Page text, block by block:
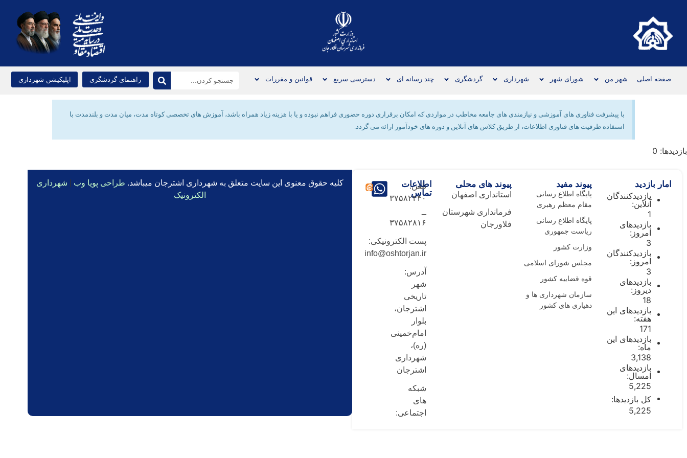
صفحه اصلی شهر من شورای شهر شهرداری گردشگری چند رسانه ای دسترسی سریع قوانین و مقررات راهنمای گردشگری اپلیکیشن شهرداری
با پیشرفت فناوری های آموزشی و نیازمندی های جامعه مخاطب در مواردی که امکان برقراری دوره حضوری فراهم نبوده و یا با هزینه زیاد همراه باشد، آموزش های تخصصی کوتاه مدت، میان مدت و بلندمدت با
استفاده ظرفیت های فناوری اطلاعات، از طریق کلاس های آنلاین و دوره های خودآموز ارائه می گردد.
بازدیدها: 0
امار بازدید
بازدیدکنندگان
آنلاین:
1
بازدیدهای
امروز:
3
بازدیدکنندگان
امروز:
3
بازدیدهای
دیروز:
18
بازدیدهای این
هفته:
171
بازدیدهای این
ماه:
3,138
بازدیدهای
امسال:
5,225
کل بازدیدها:
5,225
پیوند مفید
پایگاه اطلاع رسانی
مقام معظم رهبری
پایگاه اطلاع رسانی
ریاست جمهوری
وزارت کشور
مجلس شورای اسلامی
قوه قضاییه کشور
سازمان شهرداری ها و
دهیاری های کشور
پیوند های محلی
استانداری اصفهان
فرمانداری شهرستان
فلاورجان
اطلاعات
تماس
تلفن:
۳۷۵۸۲۴۴۰
۳۷۵۸۲۸۱۶
پست الکترونیکی:
info@oshtorjan.ir
آدرس:
شهر
تاریخی
اشترجان،
بلوار
امام‌خمینی
(ره)،
شهرداری
اشترجان
شبکه
های
اجتماعی:
کلیه حقوق معنوی این سایت متعلق به شهرداری اشترجان میباشد. طراحی پویا وب
شهرداری
الکترونیک